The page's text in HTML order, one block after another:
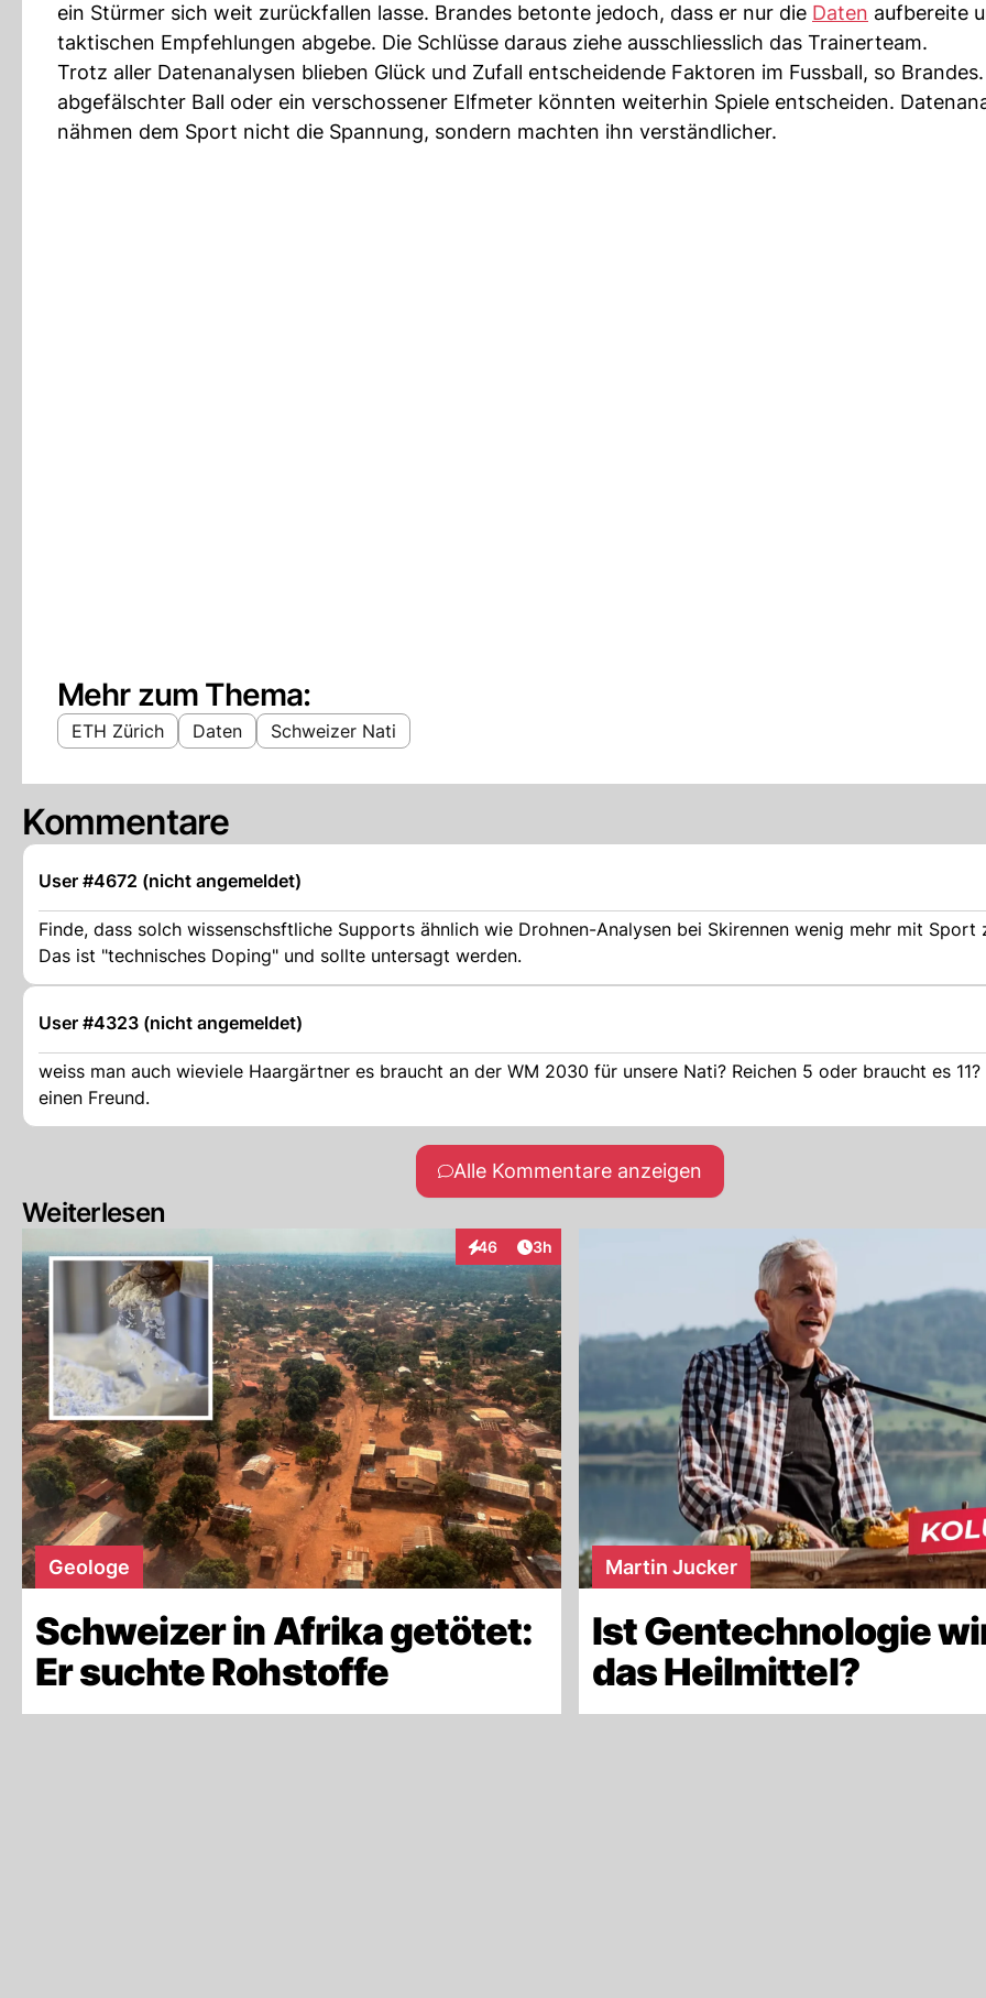
ein Stürmer sich weit zurückfallen lasse. Brandes betonte jedoch, dass er nur die Daten aufbereite
taktischen Empfehlungen abgebe. Die Schlüsse daraus ziehe ausschliesslich das Trainerteam.
Trotz aller Datenanalysen blieben Glück und Zufall entscheidende Faktoren im Fussball, so Brandes.
abgefälschter Ball oder ein verschossener Elfmeter könnten weiterhin Spiele entscheiden.
nähmen dem Sport nicht die Spannung, sondern machten ihn verständlicher.
Mehr zum Thema:
ETH Zürich Daten Schweizer Nati
Kommentare
User #4672 (nicht angemeldet)
Finde, dass solch wissenschsftliche Supports ähnlich wie Drohnen-Analysen bei Skirennen wenig mehr mit Sport
Das ist "technisches Doping" und sollte untersagt werden.
User #4323 (nicht angemeldet)
weiss man auch wieviele Haargärtner es braucht an der WM 2030 für unsere Nati? Reichen 5 oder braucht es
einen Freund.
Alle Kommentare anzeigen
Weiterlesen
46
InteraktionenArtikel veröffentlicht:
3h
Geologe
Schweizer in Afrika getötet:
Er suchte Rohstoffe
Martin Jucker
Ist Gentechnologie
das Heilmittel?